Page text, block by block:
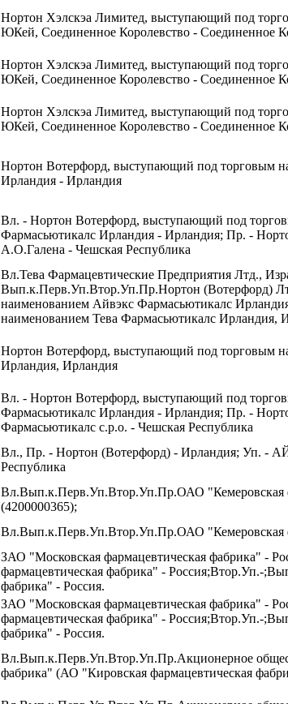
Нортон Хэлскэа Лимитед, выступающий под
ЮКей, Соединенное Королевство - Соединенное
Нортон Хэлскэа Лимитед, выступающий под
ЮКей, Соединенное Королевство - Соединенное
Нортон Хэлскэа Лимитед, выступающий под
ЮКей, Соединенное Королевство - Соединенное
Нортон Вотерфорд, выступающий под торговым
Ирландия - Ирландия
Вл. - Нортон Вотерфорд, выступающий под
Фармасьютикалс Ирландия - Ирландия; Пр. -
А.О.Галена - Чешская Республика
Вл.Тева Фармацевтические Предприятия Лтд.,
Вып.к.Перв.Уп.Втор.Уп.Пр.Нортон (Вотерфорд)
наименованием Айвэкс Фармасьютикалс
наименованием Тева Фармасьютикалс Ирландия,
Нортон Вотерфорд, выступающий под торговым
Ирландия, Ирландия
Вл. - Нортон Вотерфорд, выступающий под
Фармасьютикалс Ирландия - Ирландия; Пр. -
Фармасьютикалс с.р.о. - Чешская Республика
Вл., Пр. - Нортон (Вотерфорд) - Ирландия; Уп. -
Республика
Вл.Вып.к.Перв.Уп.Втор.Уп.Пр.ОАО "Кемеровская
(4200000365);
Вл.Вып.к.Перв.Уп.Втор.Уп.Пр.ОАО "Кемеровская
ЗАО "Московская фармацевтическая фабрика" -
фармацевтическая фабрика" - Россия;Втор.Уп.-
фабрика" - Россия.
ЗАО "Московская фармацевтическая фабрика" -
фармацевтическая фабрика" - Россия;Втор.Уп.-
фабрика" - Россия.
Вл.Вып.к.Перв.Уп.Втор.Уп.Пр.Акционерное
фабрика" (АО "Кировская фармацевтическая